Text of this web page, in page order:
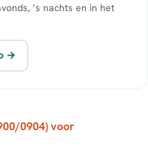
’s nachts en in het
→
0904) voor